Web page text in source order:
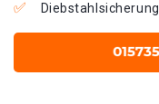
Diebstahlsicherung